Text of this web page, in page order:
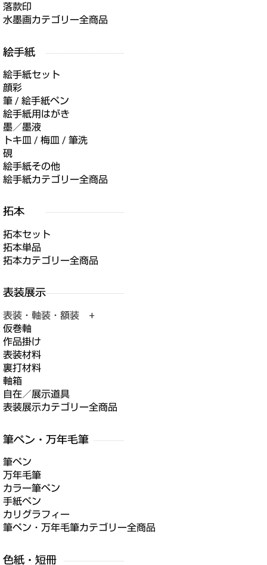
落款印
水墨画カテゴリー全商品
絵手紙セット
顔彩
筆 / 絵手紙ペン
絵手紙用はがき
墨／墨液
トキ皿 / 梅皿 / 筆洗
硯
絵手紙その他
絵手紙カテゴリー全商品
拓本セット
拓本単品
拓本カテゴリー全商品
表装・軸装・額装 +
仮巻軸
作品掛け
表装材料
裏打材料
軸箱
自在／展示道具
表装展示カテゴリー全商品
筆ペン
万年毛筆
カラー筆ペン
手紙ペン
カリグラフィー
筆ペン・万年毛筆カテゴリー全商品